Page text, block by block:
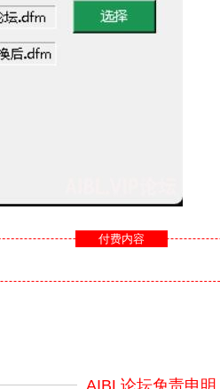
付费内容
AIBL论坛免责申明